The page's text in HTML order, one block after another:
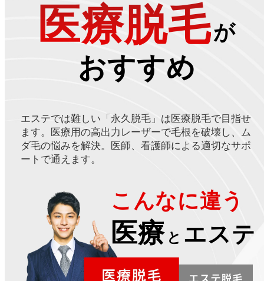
医療脱毛が
おすすめ
エステでは難しい「永久脱毛」は医療脱毛で目指せ
ます。医療用の高出力レーザーで毛根を破壊し、ム
ダ毛の悩みを解決。医師、看護師による適切なサポ
ートで通えます。
こんなに違う
医療 と エステ